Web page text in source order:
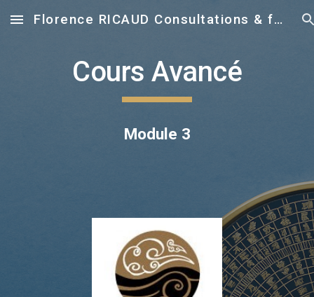
Skip to main content Skip to navigation
Florence RICAUD Consultations & formations en Feng Shui
Cours Avancé
Module 3